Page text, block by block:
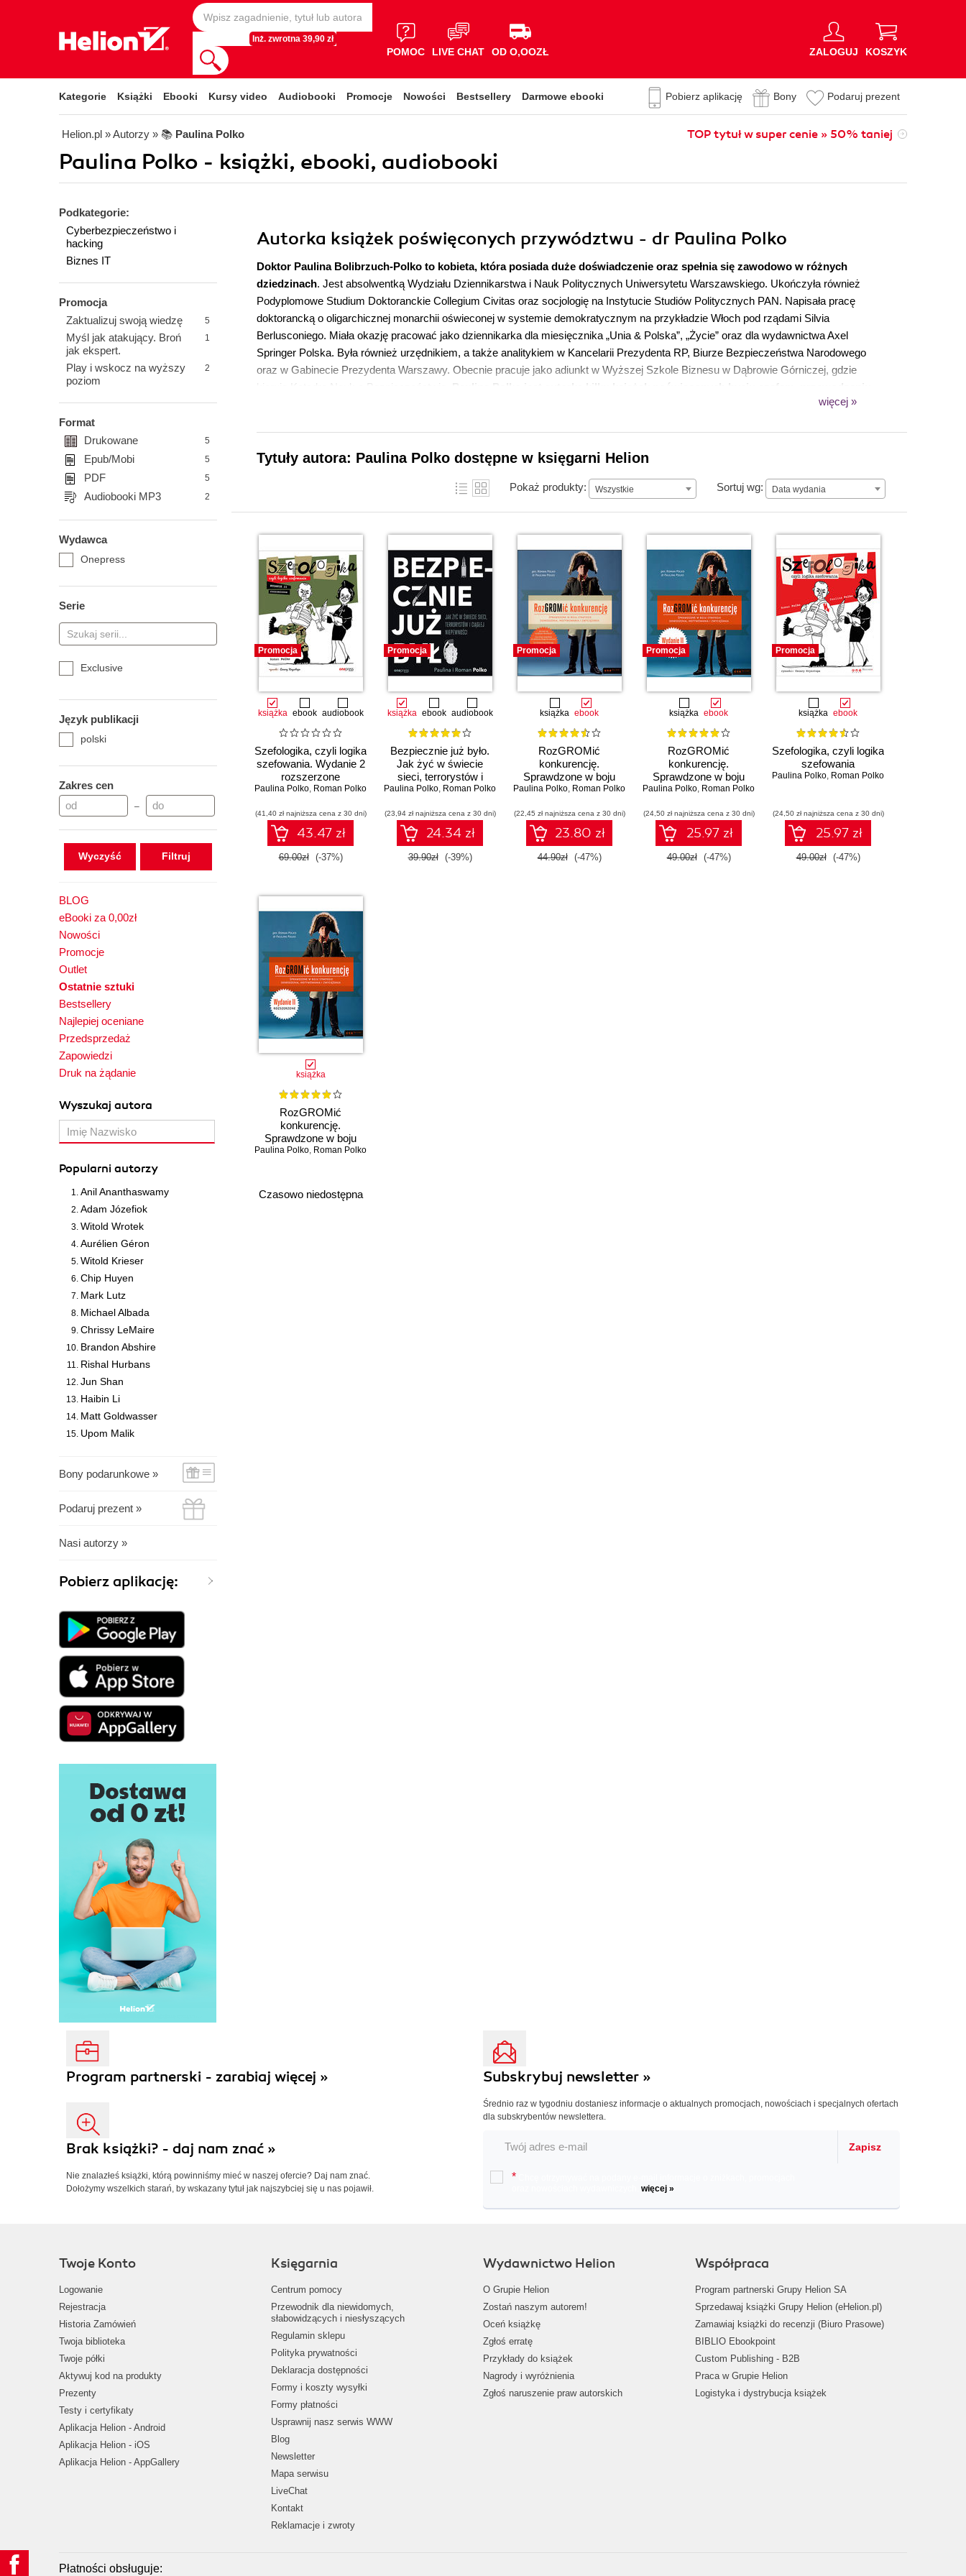
Inż. zwrotna 39,90 zł
POMOC LIVE CHAT OD O,OOZŁ ZALOGUJ KOSZYK
Kategorie Książki Ebooki Kursy video Audiobooki Promocje Nowości Bestsellery Darmowe ebooki Pobierz aplikację Bony Podaruj prezent
Helion.pl » Autorzy » 📚 Paulina Polko TOP tytuł w super cenie » 50% taniej
Paulina Polko - książki, ebooki, audiobooki
Podkategorie:
Cyberbezpieczeństwo i
hacking
Biznes IT
Promocja
Zaktualizuj swoją wiedzę
5
Myśl jak atakujący. Broń
jak ekspert.
1
Play i wskocz na wyższy
poziom
2
Format
Drukowane
5
Epub/Mobi 5
PDF 5
Audiobooki MP3 2
Wydawca
Onepress
Serie
Exclusive
Język publikacji
polski
Zakres cen
–
Wyczyść
BLOG
eBooki za 0,00zł
Nowości
Promocje
Outlet
Ostatnie sztuki
Bestsellery
Najlepiej oceniane
Przedsprzedaż
Zapowiedzi
Druk na żądanie
Wyszukaj autora
Popularni autorzy
Anil Ananthaswamy
Adam Józefiok
Witold Wrotek
Aurélien Géron
Witold Krieser
Chip Huyen
Mark Lutz
Michael Albada
Chrissy LeMaire
Brandon Abshire
Rishal Hurbans
Jun Shan
Haibin Li
Matt Goldwasser
Upom Malik
Bony podarunkowe »
Podaruj prezent »
Nasi autorzy »
Pobierz aplikację:
Autorka książek poświęconych przywództwu - dr Paulina Polko
Doktor Paulina Bolibrzuch-Polko to kobieta, która posiada duże doświadczenie oraz spełnia się zawodowo w różnych
dziedzinach. Jest absolwentką Wydziału Dziennikarstwa i Nauk Politycznych Uniwersytetu Warszawskiego. Ukończyła również
Podyplomowe Studium Doktoranckie Collegium Civitas oraz socjologię na Instytucie Studiów Politycznych PAN. Napisała pracę
doktorancką o oligarchicznej monarchii oświeconej w systemie demokratycznym na przykładzie Włoch pod rządami Silvia
Berlusconiego. Miała okazję pracować jako dziennikarka dla miesięcznika „Unia & Polska”, „Życie” oraz dla wydawnictwa Axel
Springer Polska. Była również urzędnikiem, a także analitykiem w Kancelarii Prezydenta RP, Biurze Bezpieczeństwa Narodowego
oraz w Gabinecie Prezydenta Warszawy. Obecnie pracuje jako adiunkt w Wyższej Szkole Biznesu w Dąbrowie Górniczej, gdzie
jest autorką kilku książek poświęconych byciu szefem, przewodzeniu
Sensus
Na stronie naszej księgarni internetowej można znaleźć książki doktor Pauliny Bolibrzuch-Polkow formacie książek
papierowych, ebooków i audiobooków, m.in. „Szefologika, czyli logika szefowania”, „RozGROMić konkurencję. Sprawdzone w
dorobku autorki znajduje się również reportaż „Bezpiecznie już było. Jak żyć w świecie sieci, terrorystów i ciągłej niepewności”.
Paulina Polkood lat analizuje leadership, zaczynając od biznesmenów i polityków, a kończąc na liderach organizacji
terrorystycznych. Cały czas zdumiewa ją fakt, jak wiele wspólnego mają przywódcy, niezależnie od przyświecającego im celu lub
organizacji. Nieważne, czy macie razie zrealizować plan biznesowy, czy też napaść na bank – pewne aspekty pozostaną
jednakowe. Zawsze będziesz musiał dowodzić grupą ludzi, którzy chcą osiągnąć wspólny cel. Istnieją również nienaruszalne
zasady obowiązującego każdego szefa. W książce „RozGROMić konkurencję. Sprawdzone w boju strategie dowodzenia,
motywowania i zwyciężania” Paulina Polko pokazuje, jakie są cechy dobrego przywódcy oraz w jaki sposób stworzyć zgrany
zespół, który nie tylko wspólnie odniesie sukces, ale również nikt nikogo nie zdradzi.Jeśli chcesz objąć wyższe stanowisko i
więcej »
Tytuły autora: Paulina Polko dostępne w księgarni Helion
Pokaż produkty: Wszystkie Sortuj wg: Data wydania
Data wydania
Promocja
książka ebook audiobook
Szefologika, czyli logika
szefowania. Wydanie 2
rozszerzone
Paulina Polko, Roman Polko
(41,40 zł najniższa cena z 30 dni)
43.47 zł
69.00zł (-37%)
Promocja
książka ebook audiobook
Bezpiecznie już było.
Jak żyć w świecie
sieci, terrorystów i
ciągłej niepewności
Paulina Polko, Roman Polko
(23,94 zł najniższa cena z 30 dni)
24.34 zł
39.90zł (-39%)
Promocja
książka ebook
RozGROMić
konkurencję.
Sprawdzone w boju
strategie dowodzenia,
zwyciężania
Paulina Polko, Roman Polko
(22,45 zł najniższa cena z 30 dni)
23.80 zł
44.90zł (-47%)
Promocja
książka ebook
RozGROMić
konkurencję.
Sprawdzone w boju
strategie dowodzenia,
zwyciężania. Wydanie
II rozszerzone
Paulina Polko, Roman Polko
(24,50 zł najniższa cena z 30 dni)
25.97 zł
49.00zł (-47%)
Promocja
książka ebook
Szefologika, czyli logika
szefowania
Paulina Polko, Roman Polko
(24,50 zł najniższa cena z 30 dni)
25.97 zł
49.00zł (-47%)
książka
RozGROMić
konkurencję.
Sprawdzone w boju
strategie dowodzenia,
II rozszerzone. Książka
Paulina Polko, Roman Polko
Czasowo niedostępna
Program partnerski - zarabiaj więcej »
Brak książki? - daj nam znać »
Nie znalazłeś książki, którą powinniśmy mieć w naszej ofercie? Daj nam znać.
Dołożymy wszelkich starań, by wskazany tytuł jak najszybciej się u nas pojawił.
Subskrybuj newsletter »
Średnio raz w tygodniu dostaniesz informacje o aktualnych promocjach, nowościach i specjalnych ofertach
dla subskrybentów newslettera.
Zapisz
*
więcej »
Twoje Konto
Logowanie
Rejestracja
Historia Zamówień
Twoja biblioteka
Twoje półki
Aktywuj kod na produkty
Prezenty
Testy i certyfikaty
Aplikacja Helion - Android
Aplikacja Helion - iOS
Aplikacja Helion - AppGallery
Księgarnia
Centrum pomocy
Przewodnik dla niewidomych,
słabowidzących i niesłyszących
Regulamin sklepu
Polityka prywatności
Deklaracja dostępności
Formy i koszty wysyłki
Formy płatności
Usprawnij nasz serwis WWW
Blog
Newsletter
Mapa serwisu
LiveChat
Kontakt
Reklamacje i zwroty
Wydawnictwo Helion
O Grupie Helion
Zostań naszym autorem!
Oceń książkę
Zgłoś erratę
Przykłady do książek
Nagrody i wyróżnienia
Zgłoś naruszenie praw autorskich
Współpraca
Program partnerski Grupy Helion SA
Sprzedawaj książki Grupy Helion (eHelion.pl)
Zamawiaj książki do recenzji (Biuro Prasowe)
BIBLIO Ebookpoint
Custom Publishing - B2B
Praca w Grupie Helion
Logistyka i dystrybucja książek
Płatności obsługuje: